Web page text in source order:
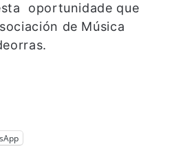
oportunidade que
de Música